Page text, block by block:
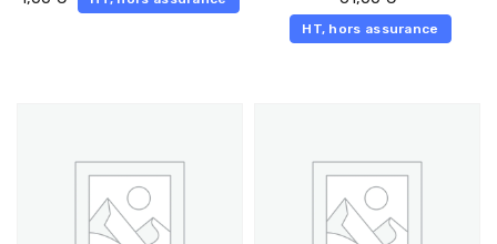
HT, hors assurance